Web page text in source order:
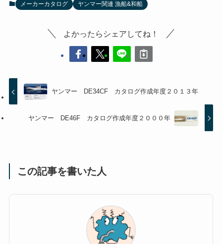
メーカーカタログ ヤンマー関連 漁船&和船
よかったらシェアしてね！
ヤンマー DE34CF カタログ作成年度２０１３年
ヤンマー DE46F カタログ作成年度２０００年
この記事を書いた人